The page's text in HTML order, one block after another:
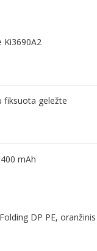
Ki3690A2
fiksuota geležte
mAh
DP PE, oranžinis